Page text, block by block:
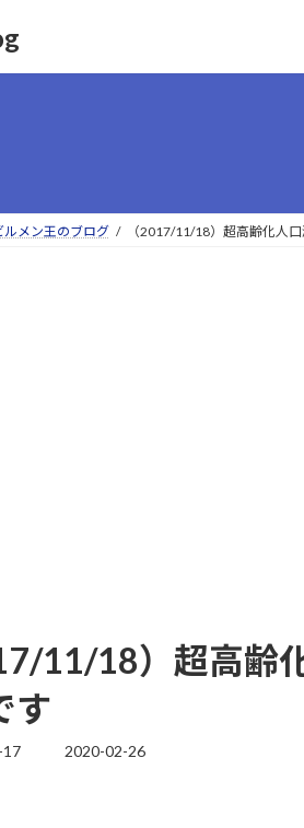
ルメン王のブログ （2017/11/18）超高齢化人
11/18）超高齢
す
17
最
2020-02-26